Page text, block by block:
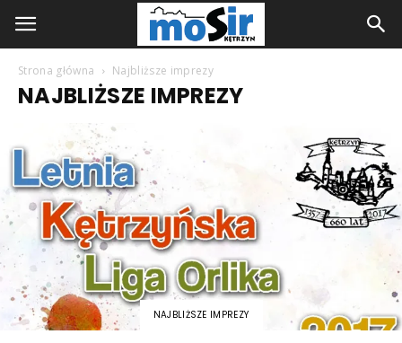
Strona główna Najbliższe imprezy
NAJBLIŻSZE IMPREZY
NAJBLIŻSZE IMPREZY